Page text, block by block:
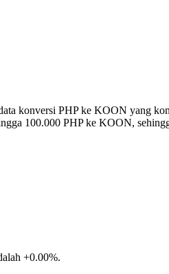
konversi PHP ke KOON yang
100.000 PHP ke KOON,
+0.00%.